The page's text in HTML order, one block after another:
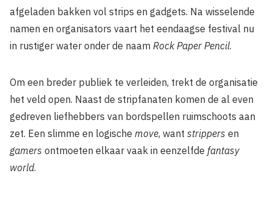
afgeladen bakken vol strips en gadgets. Na wisselende
namen en organisators vaart het eendaagse festival nu
in rustiger water onder de naam Rock Paper Pencil.
Om een breder publiek te verleiden, trekt de organisatie
het veld open. Naast de stripfanaten komen de al even
gedreven liefhebbers van bordspellen ruimschoots aan
zet. Een slimme en logische move, want strippers en
gamers ontmoeten elkaar vaak in eenzelfde fantasy
world.